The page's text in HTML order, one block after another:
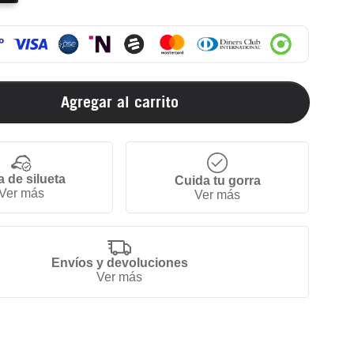
Agregar al carrito
de silueta
más
Cuida tu gorra
Ver más
Envíos y devoluciones
Ver más